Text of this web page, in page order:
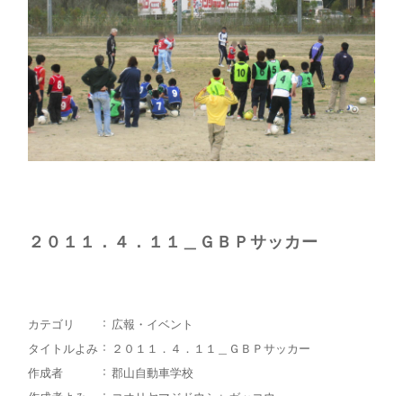
２０１１．４．１１＿ＧＢＰサッカー
カテゴリ
広報・イベント
タイトルよみ
２０１１．４．１１＿ＧＢＰサッカー
作成者
郡山自動車学校